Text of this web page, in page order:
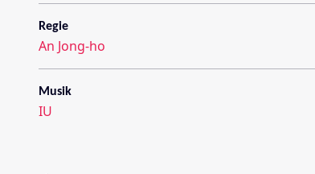
Regie
An Jong-ho
Musik
IU